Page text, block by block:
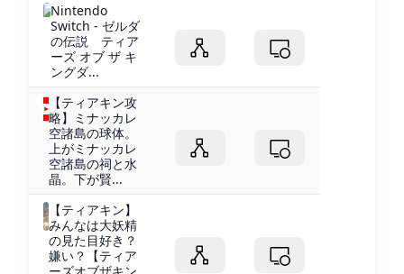
Nintendo
Switch - ゼルダ
の伝説 ティア
ーズ オブ ザ キ
ングダ...
【ティアキン攻
略】ミナッカレ
空諸島の球体。
上がミナッカレ
空諸島の祠と水
晶。下が賢...
【ティアキン】
みんなは大妖精
の見た目好き？
嫌い？【ティア